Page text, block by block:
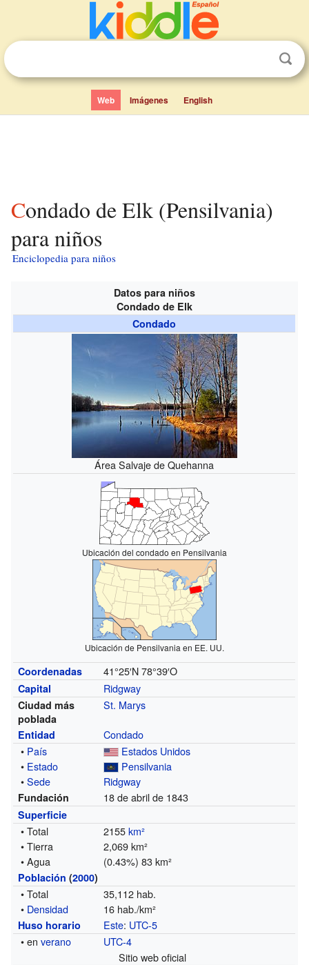
Web Imágenes English
Condado de Elk (Pensilvania)
para niños
Enciclopedia para niños
Datos para niños
Condado de Elk
Condado
Área Salvaje de Quehanna
Ubicación del condado en Pensilvania
Ubicación de Pensilvania en EE. UU.
Coordenadas 41°25′N 78°39′O
Capital Ridgway
Ciudad más
poblada
St. Marys
Entidad
Condado
• País
Estados Unidos
• Estado
Pensilvania
•Sede Ridgway
Fundación 18 de abril de 1843
Superficie
• Total 2155km²
• Tierra
2,069 km²
• Agua
(0.43%) 83 km²
Población (2000)
• Total
35,112 hab.
• Densidad 16 hab./km²
Huso horario Este: UTC-5
• enverano
UTC-4
Sitio web oficial